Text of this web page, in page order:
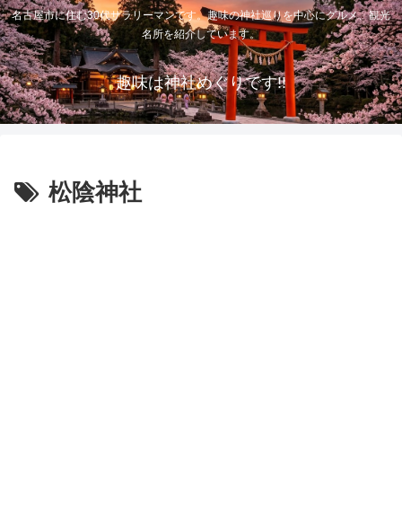
名古屋市に住む30代サラリーマンです。趣味の神社巡りを中心にグルメ、観光
名所を紹介しています。
趣味は神社めぐりです!!
松陰神社